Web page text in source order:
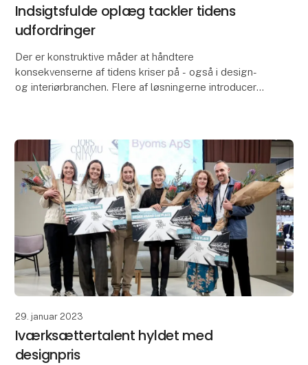
Indsigtsfulde oplæg tackler tidens
udfordringer
Der er konstruktive måder at håndtere
konsekvenserne af tidens kriser på - også i design-
og interiørbranchen. Flere af løsningerne introduceres
29. januar 2023
Iværksættertalent hyldet med
designpris